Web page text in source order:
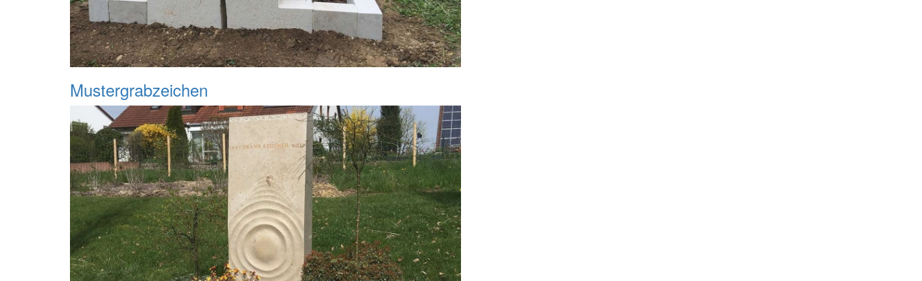
Mustergrabzeichen